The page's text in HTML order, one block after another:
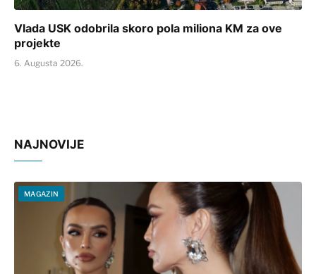
Vlada USK odobrila skoro pola miliona KM za ove
projekte
6. Augusta 2026.
NAJNOVIJE
MAGAZIN